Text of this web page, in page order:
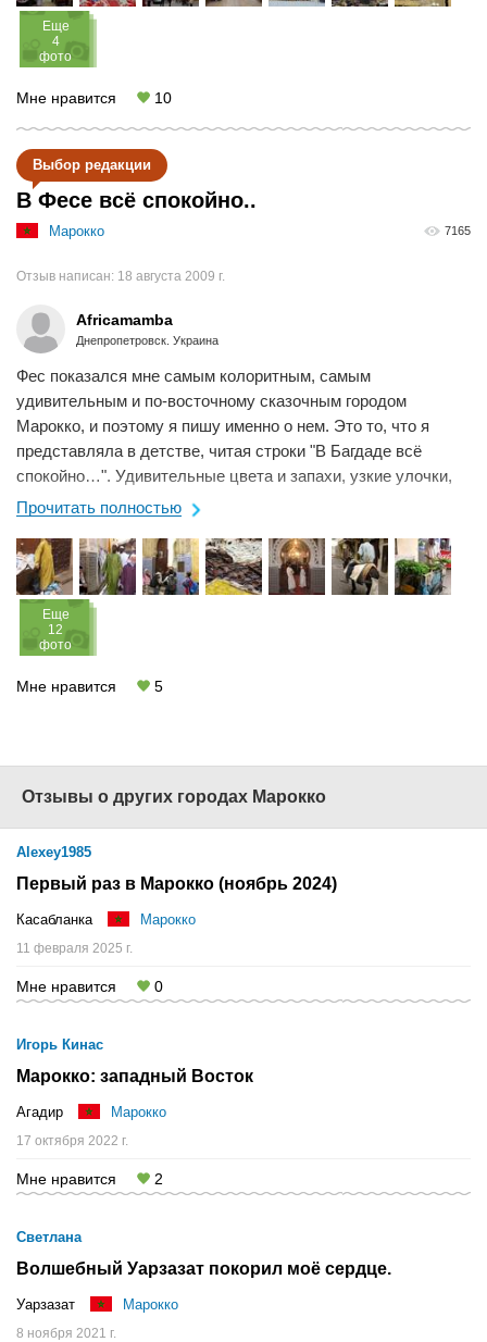
Eще
4
фото
Мне нравится 10
Выбор редакции
В Фесе всё спокойно..
Марокко 7165
Отзыв написан: 18 августа 2009 г.
Africamamba
Днепропетровск. Украина
Фес показался мне самым колоритным, самым
удивительным и по-восточному сказочным городом
Марокко, и поэтому я пишу именно о нем. Это то, что я
представляла в детстве, читая строки "В Багдаде всё
спокойно…". Удивительные цвета и запахи, узкие улочки,
лавки и лавчонки (даже самые большие и ...
Прочитать полностью
Eще
12
фото
Мне нравится 5
Отзывы о других городах Марокко
Alexey1985
Первый раз в Марокко (ноябрь 2024)
Касабланка Марокко
11 февраля 2025 г.
Мне нравится 0
Игорь Кинас
Марокко: западный Восток
Агадир Марокко
17 октября 2022 г.
Мне нравится 2
Светлана
Волшебный Уарзазат покорил моё сердце.
Уарзазат Марокко
8 ноября 2021 г.